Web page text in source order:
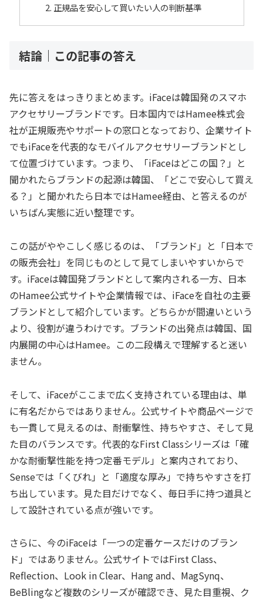
正規品を安心して買いたい人の判断基準
結論｜この記事の答え
先に答えをはっきりまとめます。iFaceは韓国発のスマホ
アクセサリーブランドです。日本国内ではHamee株式会
社が正規販売やサポートの窓口となっており、企業サイト
でもiFaceを代表的なモバイルアクセサリーブランドとし
て位置づけています。つまり、「iFaceはどこの国？」と
聞かれたらブランドの起源は韓国、「どこで安心して買え
る？」と聞かれたら日本ではHamee経由、と答えるのが
いちばん実態に近い整理です。
この話がややこしく感じるのは、「ブランド」と「日本で
の販売会社」を同じものとして見てしまいやすいからで
す。iFaceは韓国発ブランドとして案内される一方、日本
のHamee公式サイトや企業情報では、iFaceを自社の主要
ブランドとして紹介しています。どちらかが間違いという
より、役割が違うわけです。ブランドの出発点は韓国、国
内展開の中心はHamee。この二段構えで理解すると迷い
ません。
そして、iFaceがここまで広く支持されている理由は、単
に有名だからではありません。公式サイトや商品ページで
も一貫して見えるのは、耐衝撃性、持ちやすさ、そして見
た目のバランスです。代表的なFirst Classシリーズは「確
かな耐衝撃性能を持つ定番モデル」と案内されており、
Senseでは「くびれ」と「適度な厚み」で持ちやすさを打
ち出しています。見た目だけでなく、毎日手に持つ道具と
して設計されている点が強いです。
さらに、今のiFaceは「一つの定番ケースだけのブラン
ド」ではありません。公式サイトではFirst Class、
Reflection、Look in Clear、Hang and、MagSynq、
BeBlingなど複数のシリーズが確認でき、見た目重視、ク